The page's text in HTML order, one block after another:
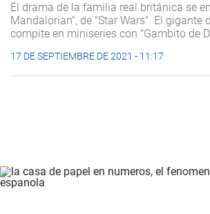
El drama de la familia real británica se
Mandalorian", de "Star Wars". El gigante
compite en miniseries con "Gambito de
17 DE SEPTIEMBRE DE 2021 - 11:17